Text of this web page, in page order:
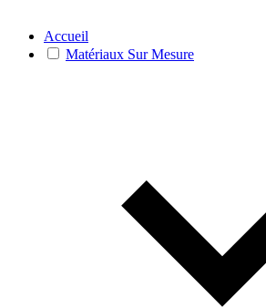
Accueil
Matériaux Sur Mesure